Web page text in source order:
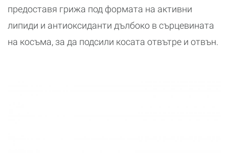
предоставя грижа под формата на активни
липиди и антиоксиданти дълбоко в сърцевината
на косъма, за да подсили косата отвътре и отвън.